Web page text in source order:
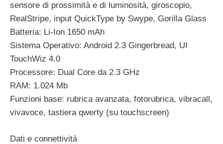
sensore di prossimità e di luminosità, giroscopio,
RealStripe, input QuickType by Swype, Gorilla Glass
Batteria: Li-Ion 1650 mAh
Sistema Operativo: Android 2.3 Gingerbread, UI
TouchWiz 4.0
Processore: Dual Core da 2.3 GHz
RAM: 1.024 Mb
Funzioni base: rubrica avanzata, fotorubrica, vibracall,
vivavoce, tastiera qwerty (su touchscreen)
Dati e connettività